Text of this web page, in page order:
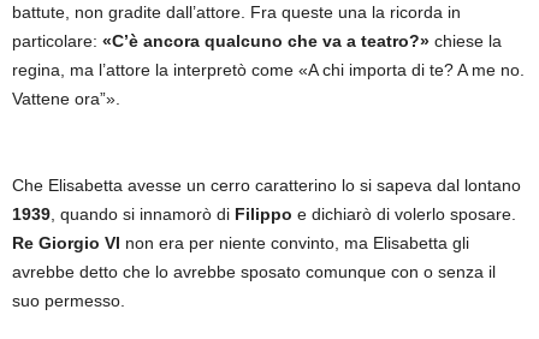
battute, non gradite dall’attore. Fra queste una la ricorda in
particolare: «C’è ancora qualcuno che va a teatro?» chiese la
regina, ma l’attore la interpretò come «A chi importa di te? A me no.
Vattene ora”».
Che Elisabetta avesse un cerro caratterino lo si sapeva dal lontano
1939 , quando si innamorò di Filippo e dichiarò di volerlo sposare.
Re Giorgio VI non era per niente convinto, ma Elisabetta gli
avrebbe detto che lo avrebbe sposato comunque con o senza il
suo permesso.